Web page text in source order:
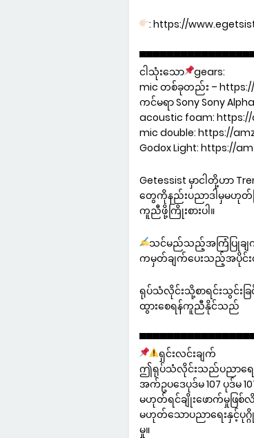
: https://
ငါသုံးသော
gears:
mic တစ်ခုတည်း –
ကင်မရာ Sony Sony
acoustic foam:
mic double: https://
Godox Light: https://
Getessist မှာငါတို့ဟာ
တွေကိုနည်းပညာဒါမှမဟုတ်ပ
ကူညီဖို့ကြိုးစားပါ။
သင်မည်သည့်အကြံပြုချက်
ကမှတ်ချက်ပေးသည့်အပိုင်း
ရုပ်သံလိုင်းသို့စာရင်းသွင်းခ
ထွားစေရန်ကူညီနိုင်သည်
ရှင်းလင်းချက်
ဤရုပ်သံလိုင်းသည်ပညာရေ
အက်ဥပဒေပုဒ်မ 107 ပုဒ်မ
မဟုတ်ရင်ချိုးဖောက်မှုဖြစ်လိ
မဟုတ်သောပညာရေးနှင့်
မှု။